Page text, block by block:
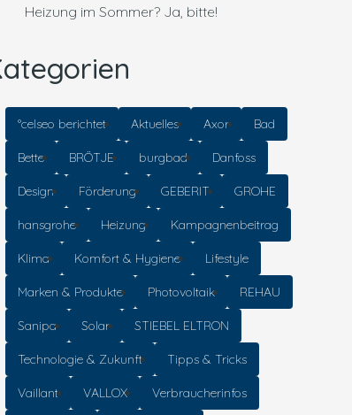
Heizung im Sommer? Ja, bitte!
°celseo berichtet Aktuelles Axor Bad
Bette BRÖTJE burgbad Danfoss
Design Förderung GEBERIT GROHE
hansgrohe Heizung Kampagnenbeitrag
Klima Komfort & Hygiene Lifestyle
Marken & Produkte Photovoltaik REHAU
Sanipa Solar STIEBEL ELTRON
Technologie & Zukunft Tipps & Tricks
Vaillant VALLOX Verbraucherinfos